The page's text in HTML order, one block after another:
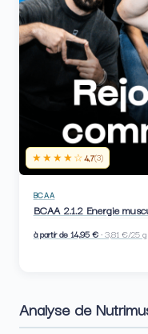
★★★★☆4,7(3)
BCAA
BCAA 2.1.2 Energie
à partir de 14,95 €· 3,81 €/25 g
Analyse de